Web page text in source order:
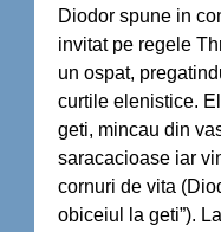
Diodor spune in
invitat pe regele
un ospat,
curtile elenistice.
geti, mincau din
saracacioase iar
cornuri de vita
obiceiul la geti”).